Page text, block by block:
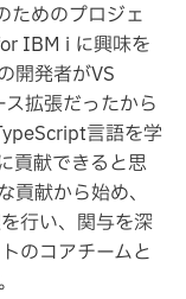
ためのプロジェ
IBM i に興味を
開発者がVS
拡張だったから
言語を学
貢献できると思
献から始め、
行い、関与を深
のコアチームと